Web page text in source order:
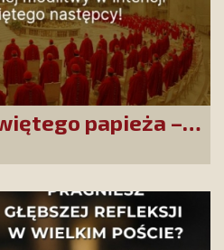
papieża –
SKCh im. Ks.